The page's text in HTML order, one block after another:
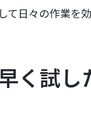
て日々の作業を
く試し